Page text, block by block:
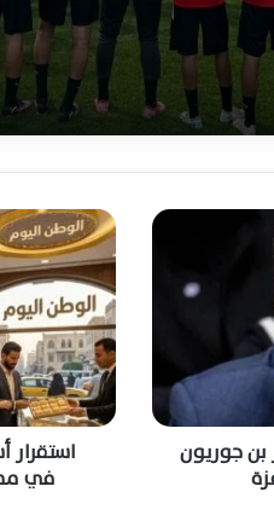
بن جوريون
ا
س
ت
ق
ر
ا
ر
أ
س